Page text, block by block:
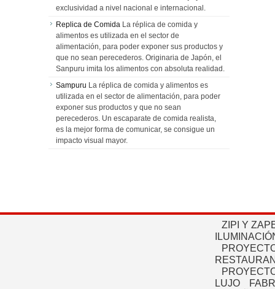
exclusividad a nivel nacional e internacional.
Replica de Comida La réplica de comida y
alimentos es utilizada en el sector de
alimentación, para poder exponer sus productos y
que no sean perecederos. Originaria de Japón, el
Sanpuru imita los alimentos con absoluta realidad.
Sampuru La réplica de comida y alimentos es
utilizada en el sector de alimentación, para poder
exponer sus productos y que no sean
perecederos. Un escaparate de comida realista,
es la mejor forma de comunicar, se consigue un
impacto visual mayor.
ZIPI Y
LUJO